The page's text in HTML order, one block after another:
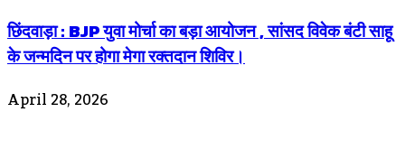
छिंदवाड़ा : BJP युवा मोर्चा का बड़ा आयोजन , सांसद विवेक बंटी साहू
के जन्मदिन पर होगा मेगा रक्तदान शिविर।
April 28, 2026